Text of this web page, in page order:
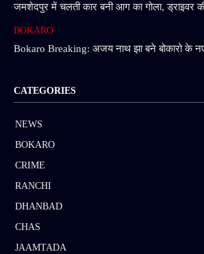
जमशेदपुर में चलती कार बनी आग का गोला, ड्राइवर
BOKARO
Bokaro Breaking: अजय नाथ झा बने बोकारो के
CATEGORIES
NEWS
BOKARO
CRIME
RANCHI
DHANBAD
CHAS
JAAMTADA